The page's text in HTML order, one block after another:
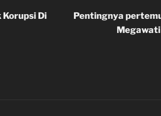
Di
Pentingnya